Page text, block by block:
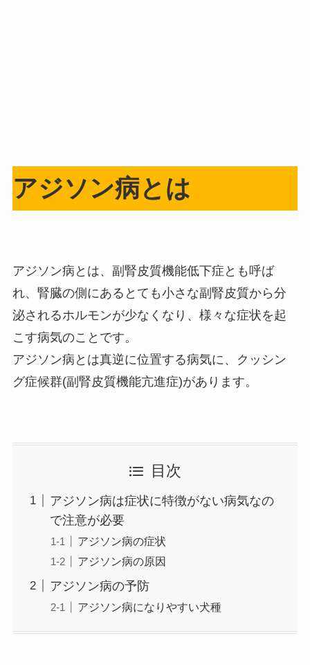
アジソン病とは
アジソン病とは、副腎皮質機能低下症とも呼ば
れ、腎臓の側にあるとても小さな副腎皮質から分
泌されるホルモンが少なくなり、様々な症状を起
こす病気のことです。
アジソン病とは真逆に位置する病気に、
クッシン
グ症候群(副腎皮質機能亢進症)があります。
目次
アジソン病は症状に特徴がない病気なの
で注意が必要
アジソン病の症状
アジソン病の原因
アジソン病の予防
アジソン病になりやすい犬種